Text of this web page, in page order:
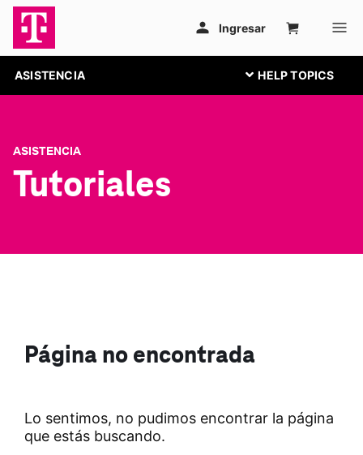
ASISTENCIA
ASISTENCIA
Tutoriales